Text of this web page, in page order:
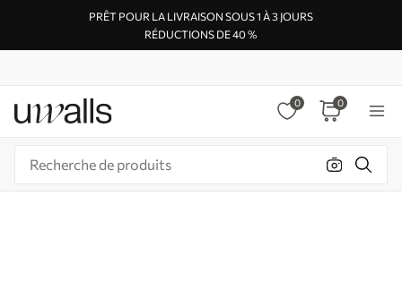
PRÊT POUR LA LIVRAISON SOUS 1 À 3 JOURS
RÉDUCTIONS DE 40 %
0 0